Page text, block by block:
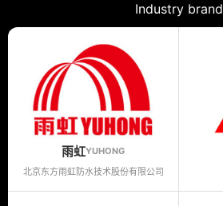
Industry brand
雨虹YUHONG
北京东方雨虹防水技术股份有限公司